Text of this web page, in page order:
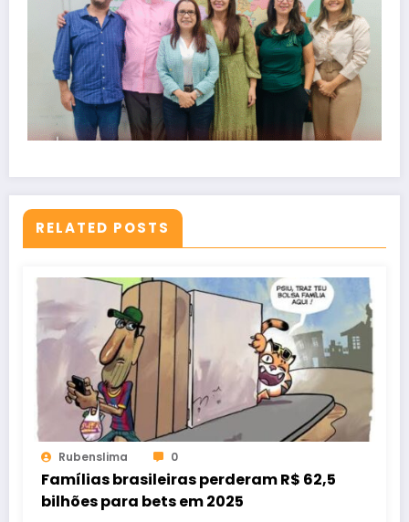
RELATED POSTS
Rubenslima 0
Famílias brasileiras perderam R$ 62,5
bilhões para bets em 2025